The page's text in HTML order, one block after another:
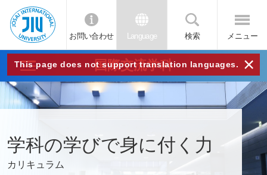
JIU
城西
大学
お問い合わせ Language 検索 メニュー
This page does not support translation languages. ×
国際交流学科
学科の学びで身に付く力
カリキュラム